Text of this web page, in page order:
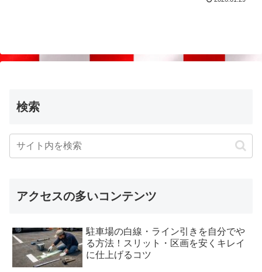
検索
アクセスの多いコンテンツ
駐車場の白線・ライン引きを自分でや
る方法！スリット・区画を安くキレイ
に仕上げるコツ